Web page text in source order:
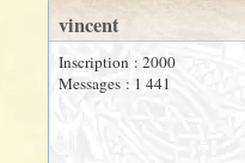
vincent
Inscription : 2000
Messages : 1 441